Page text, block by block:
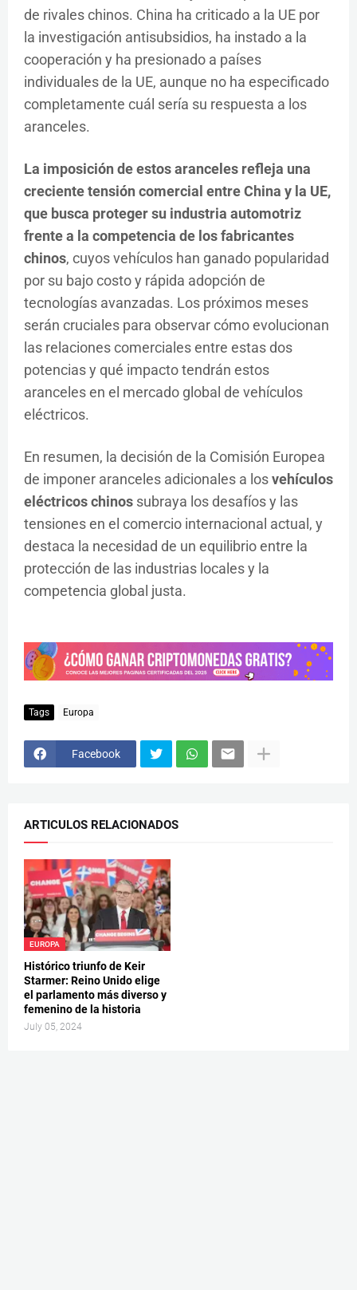
de rivales chinos. China ha criticado a la UE por
la investigación antisubsidios, ha instado a la
cooperación y ha presionado a países
individuales de la UE, aunque no ha especificado
completamente cuál sería su respuesta a los
aranceles.
La imposición de estos aranceles refleja una
creciente tensión comercial entre China y la UE,
que busca proteger su industria automotriz
frente a la competencia de los fabricantes
chinos, cuyos vehículos han ganado popularidad
por su bajo costo y rápida adopción de
tecnologías avanzadas. Los próximos meses
serán cruciales para observar cómo evolucionan
las relaciones comerciales entre estas dos
potencias y qué impacto tendrán estos
aranceles en el mercado global de vehículos
eléctricos.
En resumen, la decisión de la Comisión Europea
de imponer aranceles adicionales a losvehículos
eléctricos chinos subraya los desafíos y las
tensiones en el comercio internacional actual, y
destaca la necesidad de un equilibrio entre la
protección de las industrias locales y la
competencia global justa.
Tags Europa
Facebook
ARTICULOS RELACIONADOS
EUROPA
Histórico triunfo de Keir
Starmer: Reino Unido elige
el parlamento más diverso y
femenino de la historia
July 05, 2024